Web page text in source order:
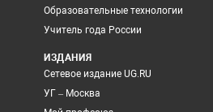
Образовательные технологии
Учитель года России
ИЗДАНИЯ
Сетевое издание UG.RU
УГ – Москва